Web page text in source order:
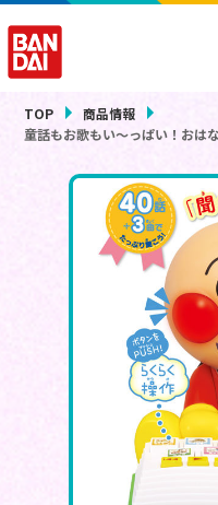
TOP
商品情報
童話もお歌もい～っぱい！おは